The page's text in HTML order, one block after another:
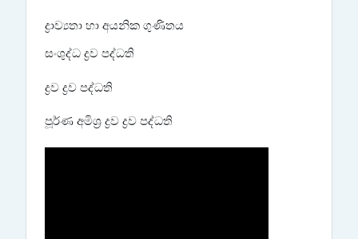
ද්‍රාව්‍යතා හා අයනික ගුණිතය
සංශුද්ධ ද්‍රව පද්ධති
ද්‍රව ද්‍රව පද්ධති
පූර්ණ අමිශ්‍ර ද්‍රව ද්‍රව පද්ධති